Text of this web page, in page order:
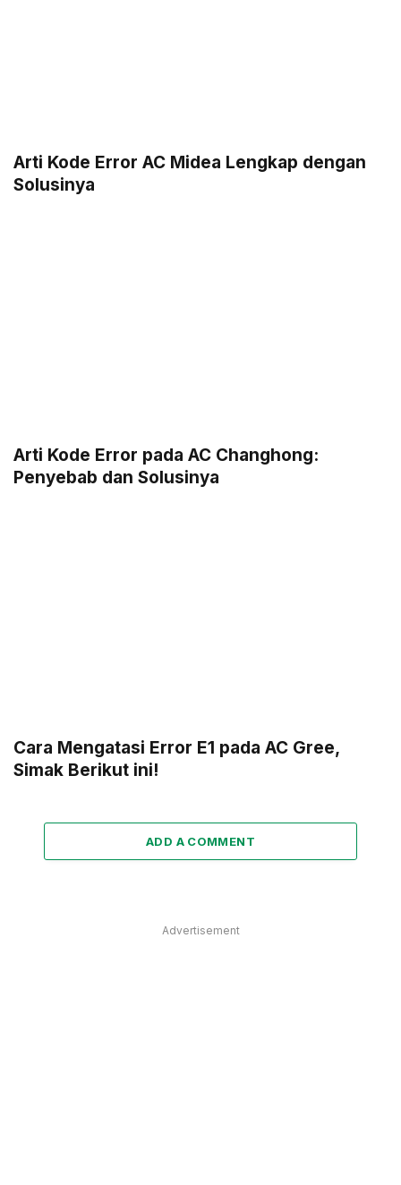
Arti Kode Error AC Midea Lengkap dengan
Solusinya
Arti Kode Error pada AC Changhong:
Penyebab dan Solusinya
Cara Mengatasi Error E1 pada AC Gree,
Simak Berikut ini!
ADD A COMMENT
Advertisement